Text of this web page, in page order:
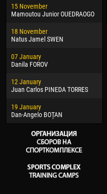
15 November
Mamoutou Junior OUEDRAOGO
18 November
Natus Jamel SWEN
07 January
Danila FOROV
12 January
Juan Carlos PINEDA TORRES
19 January
Dan-Angelo BOȚAN